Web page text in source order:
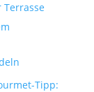
Tipp: